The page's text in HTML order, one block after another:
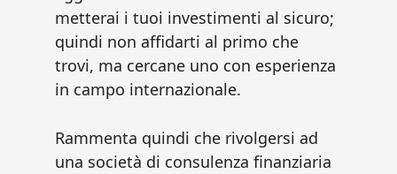
metterai i tuoi investimenti al sicuro;
quindi non affidarti al primo che
trovi, ma cercane uno con esperienza
in campo internazionale.
Rammenta quindi che rivolgersi ad
una società di consulenza finanziaria